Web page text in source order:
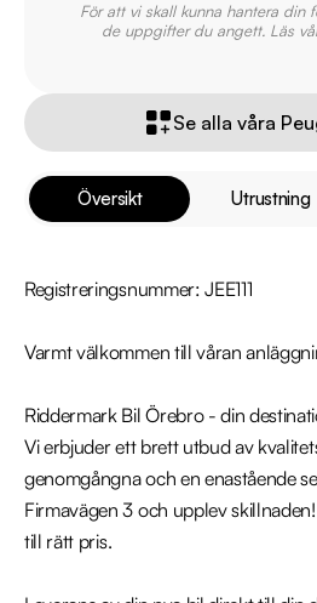
Översikt Utrustning
Registreringsnummer: JEE111
Varmt välkommen till våran
Riddermark Bil Örebro - din
Vi erbjuder ett brett utbud av
genomgångna och en enastående
Firmavägen 3 och upplev
till rätt pris.
För att vi skall kunna hantera din
de uppgifter du angett. Läs
Se alla våra